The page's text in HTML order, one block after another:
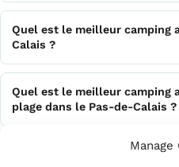
Manage
Quel est le meilleur camping
Calais ?
Quel est le meilleur camping
plage dans le Pas-de-Calais ?
Quel est le meilleur camping